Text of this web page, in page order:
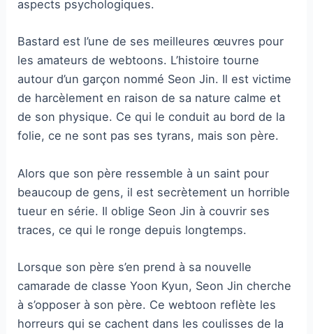
aspects psychologiques.
Bastard est l’une de ses meilleures œuvres pour
les amateurs de webtoons. L’histoire tourne
autour d’un garçon nommé Seon Jin. Il est victime
de harcèlement en raison de sa nature calme et
de son physique. Ce qui le conduit au bord de la
folie, ce ne sont pas ses tyrans, mais son père.
Alors que son père ressemble à un saint pour
beaucoup de gens, il est secrètement un horrible
tueur en série. Il oblige Seon Jin à couvrir ses
traces, ce qui le ronge depuis longtemps.
Lorsque son père s’en prend à sa nouvelle
camarade de classe Yoon Kyun, Seon Jin cherche
à s’opposer à son père. Ce webtoon reflète les
horreurs qui se cachent dans les coulisses de la